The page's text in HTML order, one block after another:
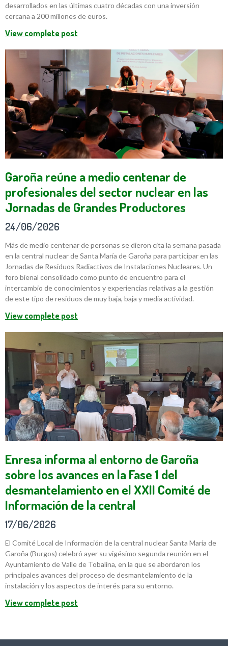
desarrollados en las últimas cuatro décadas con una inversión
cercana a 200 millones de euros.
View complete post
Garoña reúne a medio centenar de
profesionales del sector nuclear en las
Jornadas de Grandes Productores
24/06/2026
Más de medio centenar de personas se dieron cita la semana pasada
en la central nuclear de Santa María de Garoña para participar en las
Jornadas de Residuos Radiactivos de Instalaciones Nucleares. Un
foro bienal consolidado como punto de encuentro para el
intercambio de conocimientos y experiencias relativas a la gestión
de este tipo de residuos de muy baja, baja y media actividad.
View complete post
Enresa informa al entorno de Garoña
sobre los avances en la Fase 1 del
desmantelamiento en el XXII Comité de
Información de la central
17/06/2026
El Comité Local de Información de la central nuclear Santa María de
Garoña (Burgos) celebró ayer su vigésimo segunda reunión en el
Ayuntamiento de Valle de Tobalina, en la que se abordaron los
principales avances del proceso de desmantelamiento de la
instalación y los aspectos de interés para su entorno.
View complete post